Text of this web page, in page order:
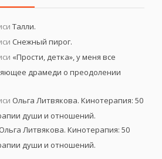
Талли.
Снежный пирог.
«Прости, детка», у меня все
драмеди о преодолении
Ольга Литвякова. Кинотерапия: 50
души и отношений.
Ольга Литвякова. Кинотерапия: 50
души и отношений.